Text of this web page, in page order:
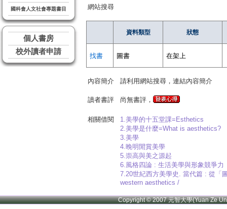
國科會人文社會專題書目
個人書房
校外讀者申請
網站搜尋
資料類型 狀態
找書 圖書 在架上
內容簡介 請利用網站搜尋，連結內容簡介
讀者書評 尚無書評，
相關借閱
1.美學的十五堂課=Esthetics
2.美學是什麼=What is aesthetics?
3.美學
4.晚明閒賞美學
5.崇高與美之源起
6.風格四論 : 生活美學與形象競爭力
7.20世紀西方美學史. 當代篇 : 從「
western aesthetics /
Copyright © 2007 元智大學(Yuan Ze